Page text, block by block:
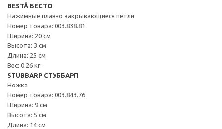
BESTÅ БЕСТО
Нажимные плавно закрывающиеся петли
Номер товара: 003.838.81
Ширина: 20 см
Высота: 3 см
Длина: 25 см
Вес: 0.26 кг
STUBBARP СТУББАРП
Ножка
Номер товара: 003.843.76
Ширина: 9 см
Высота: 5 см
Длина: 14 см